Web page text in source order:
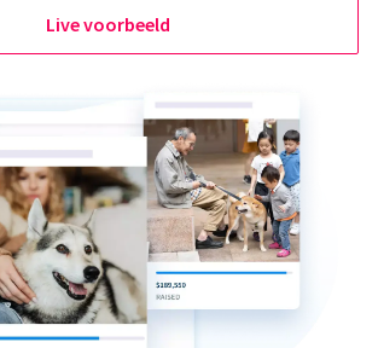
Live voorbeeld